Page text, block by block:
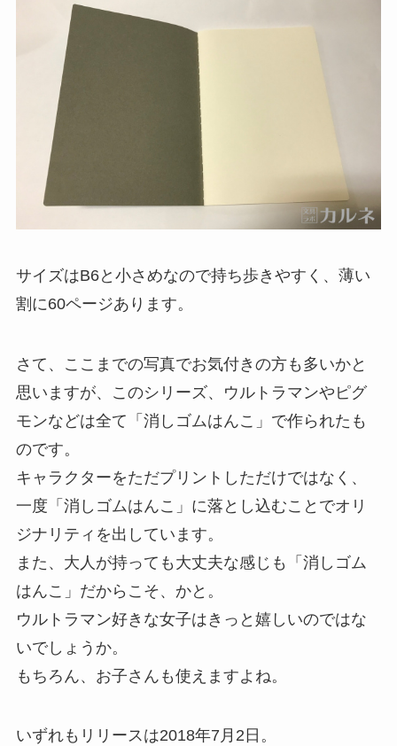
サイズはB6と小さめなので持ち歩きやすく、薄い
割に60ページあります。
さて、ここまでの写真でお気付きの方も多いかと
思いますが、このシリーズ、ウルトラマンやピグ
モンなどは全て「消しゴムはんこ」で作られたも
のです。
キャラクターをただプリントしただけではなく、
一度「消しゴムはんこ」に落とし込むことでオリ
ジナリティを出しています。
また、大人が持っても大丈夫な感じも「消しゴム
はんこ」だからこそ、かと。
ウルトラマン好きな女子はきっと嬉しいのではな
いでしょうか。
もちろん、お子さんも使えますよね。
いずれもリリースは2018年7月2日。